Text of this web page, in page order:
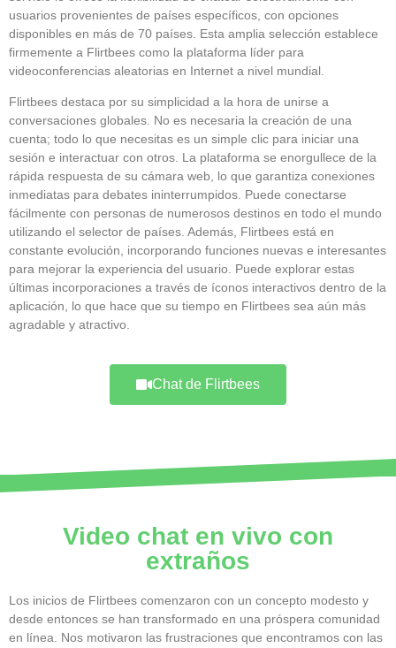
usuarios provenientes de países específicos, con opciones
disponibles en más de 70 países. Esta amplia selección establece
firmemente a Flirtbees como la plataforma líder para
videoconferencias aleatorias en Internet a nivel mundial.
Flirtbees destaca por su simplicidad a la hora de unirse a
conversaciones globales. No es necesaria la creación de una
cuenta; todo lo que necesitas es un simple clic para iniciar una
sesión e interactuar con otros. La plataforma se enorgullece de la
rápida respuesta de su cámara web, lo que garantiza conexiones
inmediatas para debates ininterrumpidos. Puede conectarse
fácilmente con personas de numerosos destinos en todo el mundo
utilizando el selector de países. Además, Flirtbees está en
constante evolución, incorporando funciones nuevas e interesantes
para mejorar la experiencia del usuario. Puede explorar estas
últimas incorporaciones a través de íconos interactivos dentro de la
aplicación, lo que hace que su tiempo en Flirtbees sea aún más
agradable y atractivo.
Chat de Flirtbees
Video chat en vivo con
extraños
Los inicios de Flirtbees comenzaron con un concepto modesto y
desde entonces se han transformado en una próspera comunidad
en línea. Nos motivaron las frustraciones que encontramos con las